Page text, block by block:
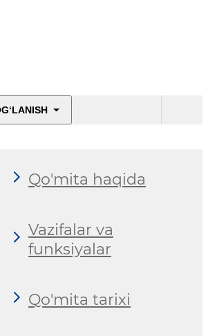
Qo'mita haqida
Vazifalar va
funksiyalar
Qo'mita tarixi